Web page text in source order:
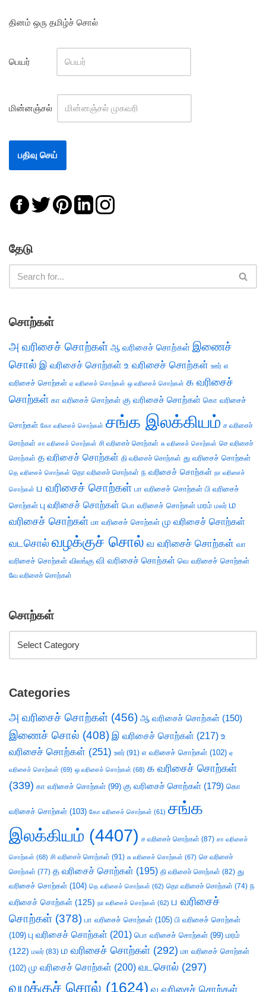
தினம் ஒரு தமிழ்ச் சொல்
பெயர்
மின்னஞ்சல்
தேடு
சொற்கள்
அ வரிசைச் சொற்கள் ஆ வரிசைச் சொற்கள் இணைச்
சொல் இ வரிசைச் சொற்கள் உ வரிசைச் சொற்கள் ஊர் எ
வரிசைச் சொற்கள் ஏ வரிசைச் சொற்கள் ஒ வரிசைச் சொற்கள் க வரிசைச்
சொற்கள் கா வரிசைச் சொற்கள் கு வரிசைச் சொற்கள் கொ வரிசைச்
சொற்கள் கோ வரிசைச் சொற்கள் சங்க இலக்கியம் ச வரிசைச்
சொற்கள் சா வரிசைச் சொற்கள் சி வரிசைச் சொற்கள் சு வரிசைச் சொற்கள் செ வரிசைச்
சொற்கள் த வரிசைச் சொற்கள் தி வரிசைச் சொற்கள் து வரிசைச் சொற்கள்
தெ வரிசைச் சொற்கள் தொ வரிசைச் சொற்கள் ந வரிசைச் சொற்கள் நா வரிசைச்
சொற்கள் ப வரிசைச் சொற்கள் பா வரிசைச் சொற்கள் பி வரிசைச்
சொற்கள் பு வரிசைச் சொற்கள் பொ வரிசைச் சொற்கள் மரம் மலர் ம
வரிசைச் சொற்கள் மா வரிசைச் சொற்கள் மு வரிசைச் சொற்கள்
வடசொல் வழக்குச் சொல் வ வரிசைச் சொற்கள் வா
வரிசைச் சொற்கள் விலங்கு வி வரிசைச் சொற்கள் வெ வரிசைச் சொற்கள்
வே வரிசைச் சொற்கள்
சொற்கள்
Categories
அ வரிசைச் சொற்கள் (456) ஆ வரிசைச் சொற்கள் (150)
இணைச் சொல் (408) இ வரிசைச் சொற்கள் (217) உ
வரிசைச் சொற்கள் (251) ஊர் (91) எ வரிசைச் சொற்கள் (102) ஏ
வரிசைச் சொற்கள் (69) ஒ வரிசைச் சொற்கள் (68) க வரிசைச் சொற்கள்
(339) கா வரிசைச் சொற்கள் (99) கு வரிசைச் சொற்கள் (179) கொ
வரிசைச் சொற்கள் (103) கோ வரிசைச் சொற்கள் (61) சங்க
இலக்கியம் (4407) ச வரிசைச் சொற்கள் (87) சா வரிசைச்
சொற்கள் (68) சி வரிசைச் சொற்கள் (91) சு வரிசைச் சொற்கள் (67) செ வரிசைச்
சொற்கள் (77) த வரிசைச் சொற்கள் (195) தி வரிசைச் சொற்கள் (82) து
வரிசைச் சொற்கள் (104) தெ வரிசைச் சொற்கள் (62) தொ வரிசைச் சொற்கள் (74) ந
வரிசைச் சொற்கள் (125) நா வரிசைச் சொற்கள் (62) ப வரிசைச்
சொற்கள் (378) பா வரிசைச் சொற்கள் (105) பி வரிசைச் சொற்கள்
(109) பு வரிசைச் சொற்கள் (201) பொ வரிசைச் சொற்கள் (99) மரம்
(122) மலர் (83) ம வரிசைச் சொற்கள் (292) மா வரிசைச் சொற்கள்
(102) மு வரிசைச் சொற்கள் (200) வடசொல் (297)
வழக்குச் சொல் (1624) வ வரிசைச் சொற்கள்